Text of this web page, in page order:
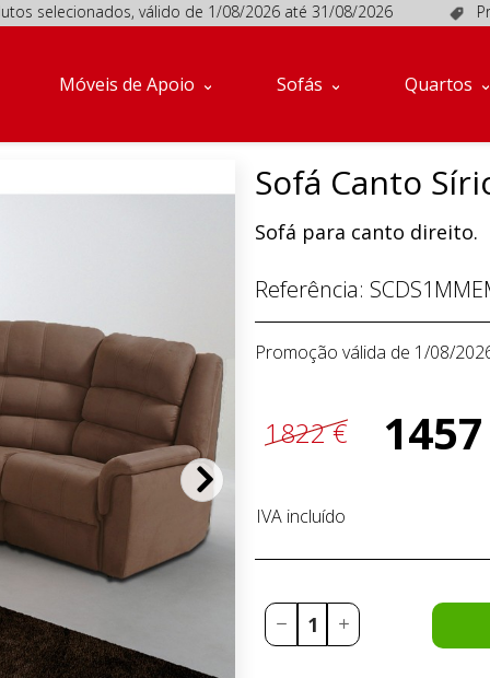
válido de 1/08/2026 até 31/08/2026
Móveis de Apoio Sofás Quartos
Sofá Canto
Sofá para canto direito.
Referência:
Promoção válida de 1/08/
1822 €
IVA incluído